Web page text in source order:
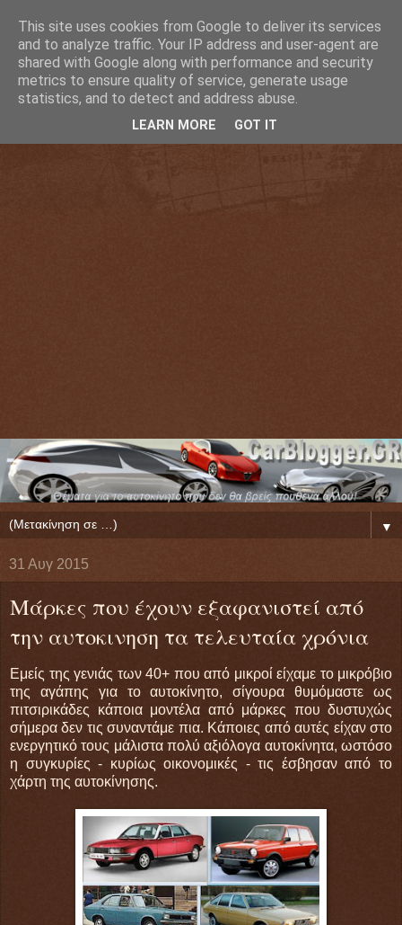
▼
31 Αυγ 2015
Μάρκες που έχουν εξαφανιστεί από
την αυτοκινηση τα τελευταία χρόνια
Εμείς της γενιάς των 40+ που από μικροί είχαμε το μικρόβιο
της αγάπης για το αυτοκίνητο, σίγουρα θυμόμαστε ως
πιτσιρικάδες κάποια μοντέλα από μάρκες που δυστυχώς
σήμερα δεν τις συναντάμε πια. Κάποιες από αυτές είχαν στο
ενεργητικό τους μάλιστα πολύ αξιόλογα αυτοκίνητα, ωστόσο
η συγκυρίες - κυρίως οικονομικές - τις έσβησαν από το
χάρτη της αυτοκίνησης.
This site uses cookies from Google to deliver its services
and to analyze traffic. Your IP address and user-agent are
shared with Google along with performance and security
metrics to ensure quality of service, generate usage
statistics, and to detect and address abuse.
LEARN MORE GOT IT